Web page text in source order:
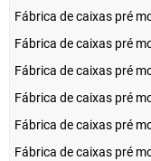
Fábrica de caixas pré
Fábrica de caixas pré
Fábrica de caixas pré
Fábrica de caixas pré
Fábrica de caixas pré
Fábrica de caixas pré